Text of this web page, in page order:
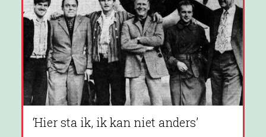
‘Hier sta ik, ik kan niet anders’